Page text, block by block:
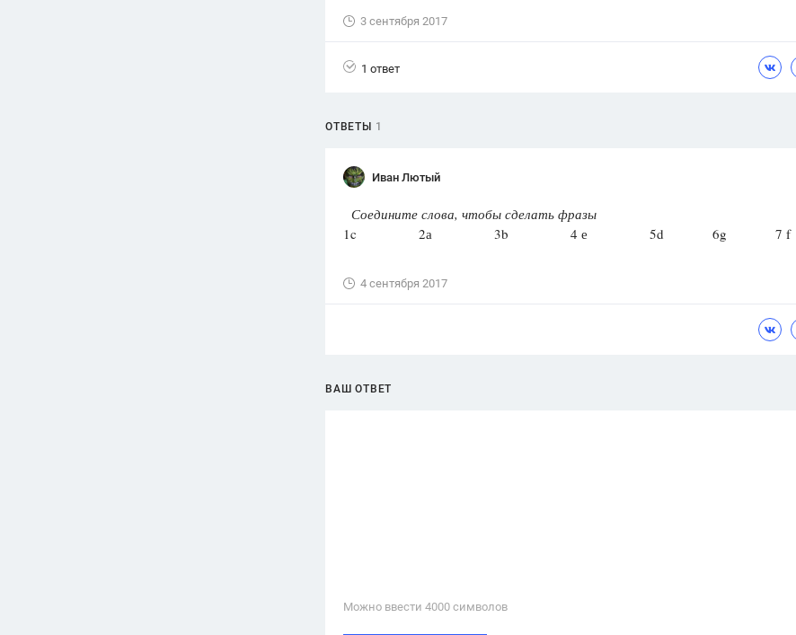
Spotlight
ответ
ГИА
3 сентября 2017
1 ответ
ОТВЕТЫ 1
Иван Лютый
Соедините слова, чтобы сделать фразы
1c 2а 3b 4 е 5d 6g 7 f
4 сентября 2017
ВАШ ОТВЕТ
Можно ввести 4000 cимволов